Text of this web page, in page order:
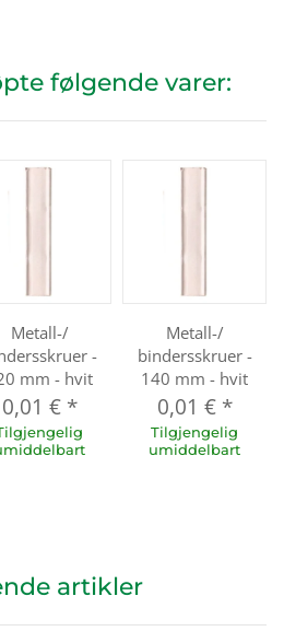
følgende varer:
Metall-/
-
mm - hvit
0,01 € *
Metall-/
bindersskruer -
140 mm - hvit
0,01 € *
Tilgjengelig
umiddelbart
artikler